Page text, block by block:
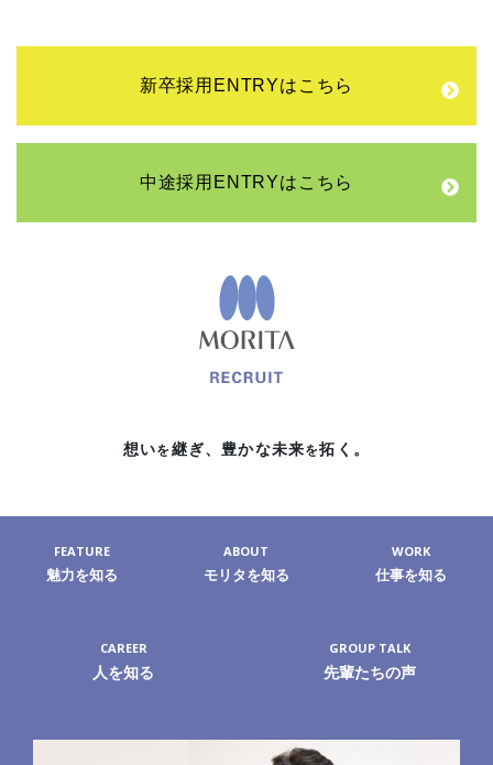
新卒採用ENTRYはこちら
中途採用ENTRYはこちら
想いを継ぎ、 豊かな未来を拓く。
FEATURE
魅力を知る
ABOUT
モリタを知る
WORK
仕事を知る
CAREER
人を知る
GROUP TALK
先輩たちの声